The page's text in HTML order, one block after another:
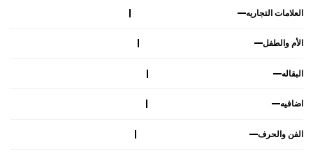
العلامات التجاريه
الأم والطفل
البقاله
اضافيه
الفن والحرف